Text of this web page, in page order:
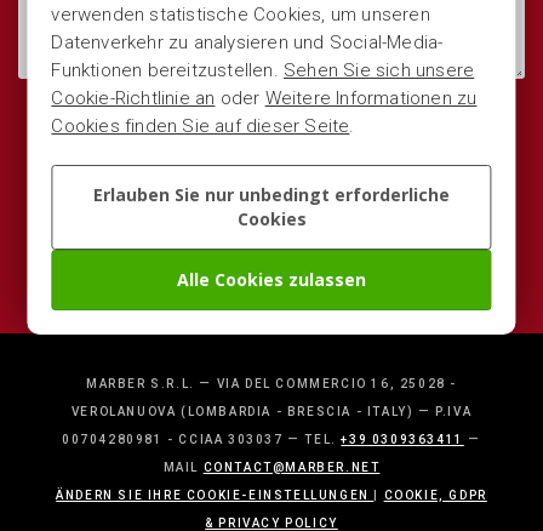
I grant consentto process my personal data.
MARBER S.R.L. — VIA DEL COMMERCIO 16, 25028 -
VEROLANUOVA (LOMBARDIA - BRESCIA - ITALY) — P.IVA
00704280981 - CCIAA 303037 — TEL.+39 0309363411 —
MAIL CONTACT@MARBER.NET
ÄNDERN SIE IHRE COOKIE-EINSTELLUNGEN COOKIE, GDPR
& PRIVACY POLICY
verwenden statistische Cookies, um unseren
Datenverkehr zu analysieren und Social-Media-
Funktionen bereitzustellen. Sehen Sie sich unsere
Cookie-Richtlinie an oder Weitere Informationen zu
Cookies finden Sie auf dieser Seite.
Erlauben Sie nur unbedingt erforderliche
Cookies
Alle Cookies zulassen